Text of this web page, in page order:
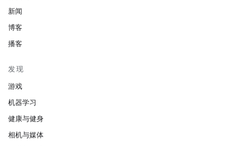
新闻
博客
播客
发现
游戏
机器学习
健康与健身
相机与媒体